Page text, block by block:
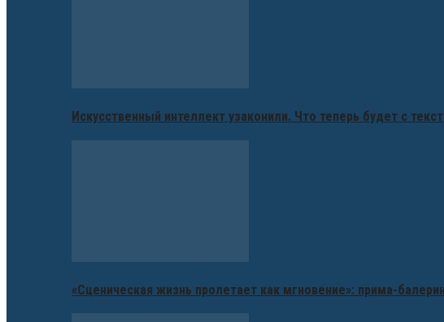
Искусственный интеллект узаконили. Что теперь будет с
«Сценическая жизнь пролетает как мгновение»: прима-